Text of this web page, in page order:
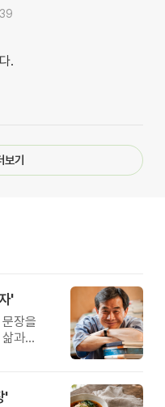
.
보기
'
문장을
과
'